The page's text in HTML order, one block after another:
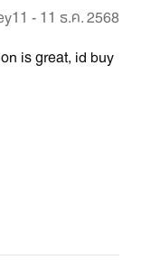
-11 ธ.ค. 2568
is great, id buy